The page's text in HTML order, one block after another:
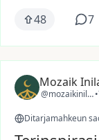
48 7
Mozaik
@mozaikinilah•
Ditarjamahkeun